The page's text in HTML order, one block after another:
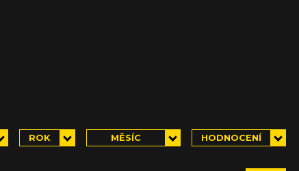
ROK MĚSÍC HODNOCENÍ